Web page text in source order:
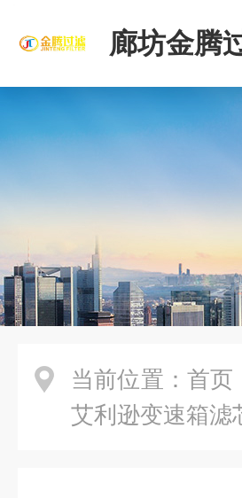
廊坊金腾
当前位置： 首页
艾利逊变速箱滤